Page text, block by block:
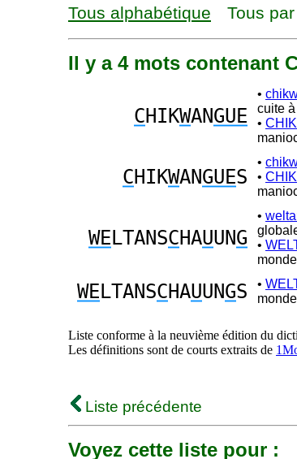
Tous alphabétique Tous
Il y a 4 mots contenant
CHIKWANGUE
•
cuite
•
CHIKWANGUES
•
•
WE LTANSCHAUUNG
•
•
WE LTANSCHAUUNGS •
Liste conforme à la neuvième édition du
Les définitions sont de courts extraits de
Liste précédente
Voyez cette liste pour :